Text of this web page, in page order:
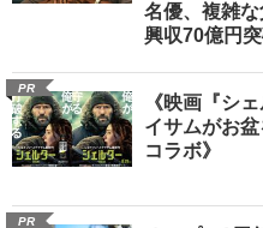
名優、複雑
興収70億円突
PR
《映画『シ
イサムがお盆
コラボ》
PR